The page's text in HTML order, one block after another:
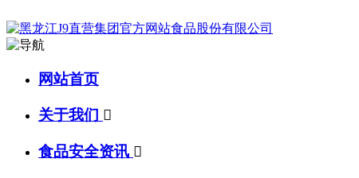
网站首页
关于我们 
食品安全资讯 